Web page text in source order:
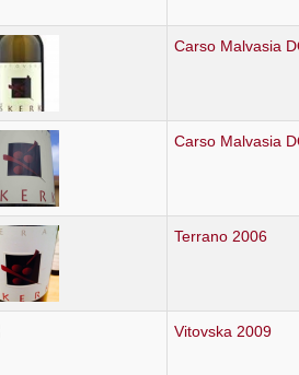
Carso Malvasia
Carso Malvasia
Terrano 2006
Vitovska 2009